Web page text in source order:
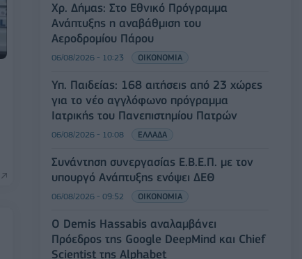
Χρ. Δήμας: Στο Εθνικό Πρόγραμμα
Ανάπτυξης η αναβάθμιση του
Αεροδρομίου Πάρου
06/08/2026 - 10:23 ΟΙΚΟΝΟΜΙΑ
Υπ. Παιδείας: 168 αιτήσεις από 23 χώρες
για το νέο αγγλόφωνο πρόγραμμα
Ιατρικής του Πανεπιστημίου Πατρών
06/08/2026 - 10:08 ΕΛΛΑΔΑ
Συνάντηση συνεργασίας Ε.Β.Ε.Π. με τον
υπουργό Ανάπτυξης ενόψει ΔΕΘ
06/08/2026 - 09:52 ΟΙΚΟΝΟΜΙΑ
Ο Demis Hassabis αναλαμβάνει
Πρόεδρος της Google DeepMind και Chief
Scientist της Alphabet